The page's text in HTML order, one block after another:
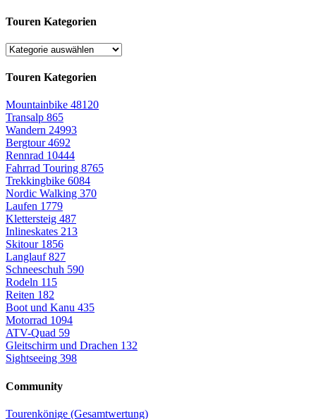
Touren Kategorien
Touren Kategorien
Mountainbike 48120
Transalp 865
Wandern 24993
Bergtour4692
Rennrad 10444
Fahrrad Touring 8765
Trekkingbike 6084
Nordic Walking 370
Laufen 1779
Klettersteig 487
Inlineskates 213
Skitour 1856
Langlauf827
Schneeschuh 590
Rodeln 115
Reiten 182
Boot und Kanu 435
Motorrad 1094
ATV-Quad 59
Gleitschirm und Drachen 132
Sightseeing 398
Community
Tourenkönige (Gesamtwertung)